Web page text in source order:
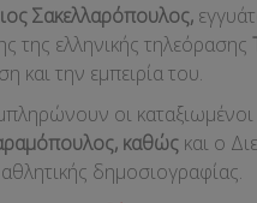
Σακελλαρόπουλος,
της ελληνικής τηλεόρασης
και την εμπειρία του.
οι καταξιωμένοι
καθώς και ο
δημοσιογραφίας.